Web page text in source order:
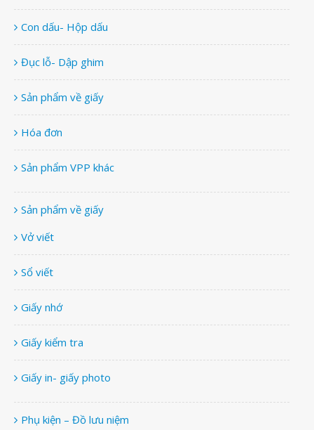
Con dấu- Hộp dấu
Đục lỗ- Dập ghim
Sản phẩm về giấy
Hóa đơn
Sản phẩm VPP khác
Sản phẩm về giấy
Vở viết
Sổ viết
Giấy nhớ
Giấy kiểm tra
Giấy in- giấy photo
Phụ kiện – Đồ lưu niệm